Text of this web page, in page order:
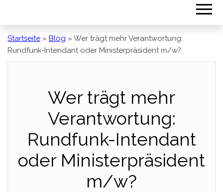
Startseite » Blog » Wer trägt mehr Verantwortung:
Rundfunk-Intendant oder Ministerpräsident m/w?
Wer trägt mehr
Verantwortung:
Rundfunk-Intendant
oder Ministerpräsident
m/w?